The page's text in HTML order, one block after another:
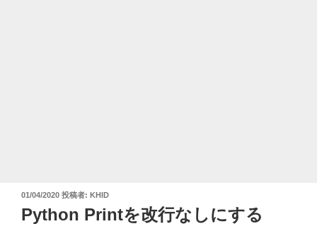
投
稿
日:
01/04/2020 投稿者: KHID
Python Printを改行なしにする